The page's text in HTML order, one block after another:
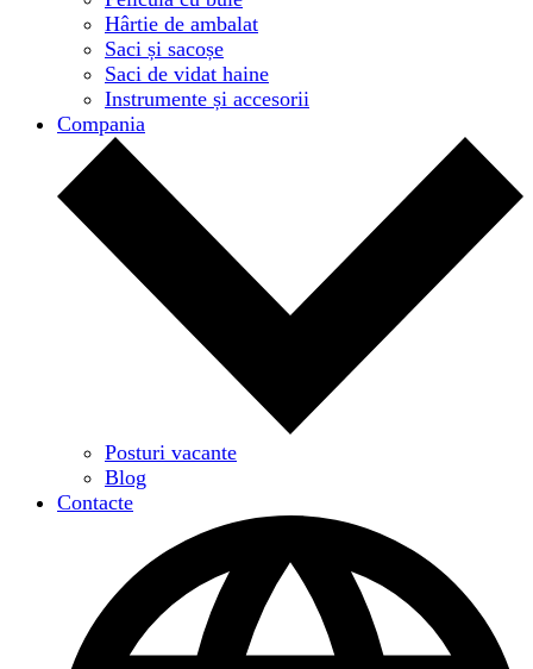
Hârtie de ambalat
Saci și sacoșe
Saci de vidat haine
Instrumente și accesorii
Compania
Posturi vacante
Blog
Contacte